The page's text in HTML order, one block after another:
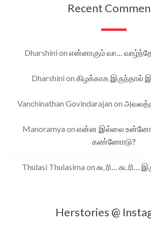
Recent
Dharshini on என்னாகும் வா… வாழ்ந்தே
Dharshini on கிழக்காக இருந்தால்
Vanchinathan Govindarajan on
Manoramya on என்ன இல்லை
கண்ணோடு?
Thulasi Thulasima on சுடரி… சுடரி…
Herstories @